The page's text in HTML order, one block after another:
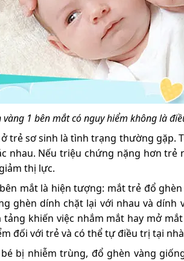
vàng 1 bên mắt có nguy hiểm không là
trẻ sơ sinh là tình trạng thường gặp.
nhau. Nếu triệu chứng nặng hơn trẻ
thị lực.
mắt là hiện tượng: mắt trẻ đổ
ghèn dính chặt lại với nhau và
khiến việc nhắm mắt hay mở
đối với trẻ và có thể tự điều trị tại
bị nhiễm trùng, đổ ghèn vàng